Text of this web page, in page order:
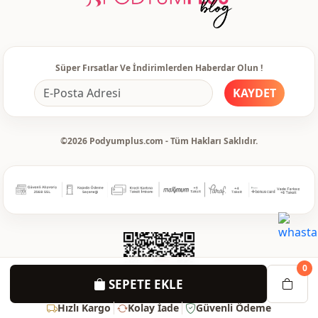
SEPETE EKLE
0
Hızlı Kargo Kolay İade Güvenli Ödeme
Süper Fırsatlar Ve İndirimlerden Haberdar Olun !
KAYDET
©2026 Podyumplus.com - Tüm Hakları Saklıdır.